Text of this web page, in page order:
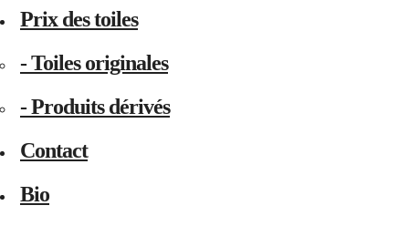
Prix des toiles
- Toiles originales
- Produits dérivés
Contact
Bio